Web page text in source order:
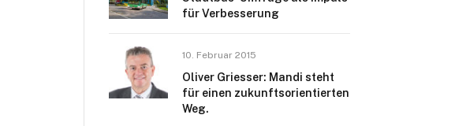
für Verbesserung
10. Februar 2015
Oliver Griesser: Mandi steht
für einen zukunftsorientierten
Weg.